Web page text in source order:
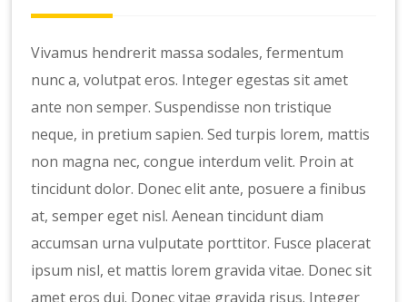
Vivamus hendrerit massa sodales, fermentum
nunc a, volutpat eros. Integer egestas sit amet
ante non semper. Suspendisse non tristique
neque, in pretium sapien. Sed turpis lorem, mattis
non magna nec, congue interdum velit. Proin at
tincidunt dolor. Donec elit ante, posuere a finibus
at, semper eget nisl. Aenean tincidunt diam
accumsan urna vulputate porttitor. Fusce placerat
ipsum nisl, et mattis lorem gravida vitae. Donec sit
amet eros dui. Donec vitae gravida risus. Integer